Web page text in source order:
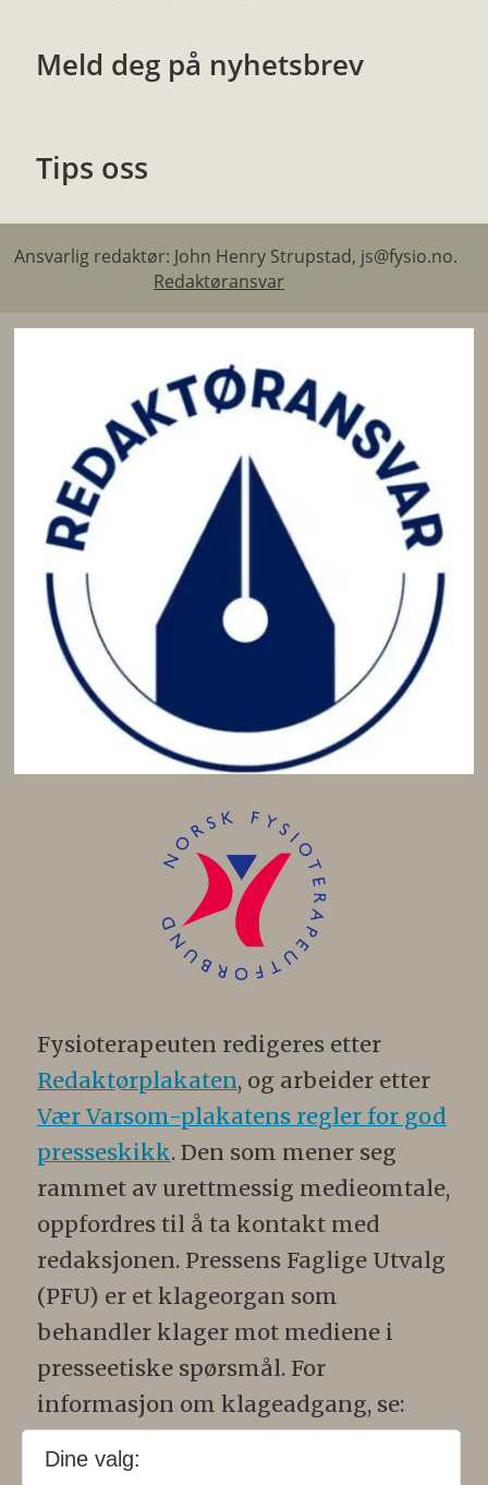
Meld deg på nyhetsbrev
Tips oss
Ansvarlig redaktør: John Henry Strupstad, js@fysio.no.
Redaktøransvar
Fysioterapeuten redigeres etter
Redaktørplakaten, og arbeider etter
Vær Varsom-plakatens regler for god
presseskikk. Den som mener seg
rammet av urettmessig medieomtale,
oppfordres til å ta kontakt med
redaksjonen. Pressens Faglige Utvalg
(PFU) er et klageorgan som
behandler klager mot mediene i
presseetiske spørsmål. For
informasjon om klageadgang, se:
www.presse.no.
Dine valg: